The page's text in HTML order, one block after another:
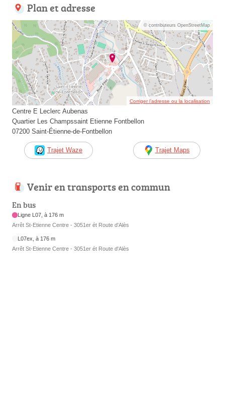
Plan et adresse
© contributeurs OpenStreetMap
Corriger l’adresse ou la localisation
Centre E Leclerc Aubenas
Quartier Les Champssaint Etienne Fontbellon
07200 Saint-Étienne-de-Fontbellon
Trajet Waze Trajet Maps
Venir en transports en commun
En bus
Ligne L07, à 176 m
Arrêt St-Etienne Centre - 3051er ét Route d'Alès
L07ex, à 176 m
Arrêt St-Etienne Centre - 3051er ét Route d'Alès